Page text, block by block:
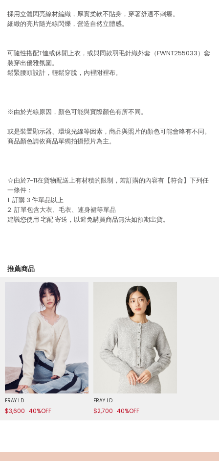
採用立體閃亮線材編織，厚實柔軟不貼身，穿著舒適不刺癢。
細緻的亮片隨光線閃爍，營造自然立體感。
可隨性搭配T恤或休閒上衣，或與同款羽毛針織外套（FWNT255033）套
裝穿出優雅氛圍。
鬆緊腰頭設計，輕鬆穿脫，內裡附裡布。
※由於光線原因，顏色可能與實際顏色有所不同。
或是裝置顯示器、環境光線等因素，商品與照片的顏色可能會略有不同。
商品顏色請依商品單獨拍攝照片為主。
☆由於7-11在貨物配送上有材積的限制，若訂購的內容有【符合】下列任
一條件：
1. 訂購 3 件單品以上
2. 訂單包含大衣、毛衣、連身裙等單品
建議您使用 宅配寄送，以避免購買商品無法如預期出貨。
推薦商品
FRAY I.D
$3,600 40%OFF
FRAY I.D
$2,700 40%OFF